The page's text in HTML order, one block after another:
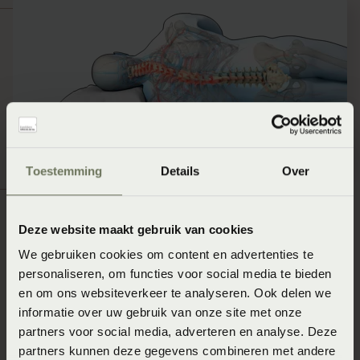
Toestemming Details Over
Deze website maakt gebruik van cookies
We gebruiken cookies om content en advertenties te
personaliseren, om functies voor social media te bieden
en om ons websiteverkeer te analyseren. Ook delen we
informatie over uw gebruik van onze site met onze
partners voor social media, adverteren en analyse. Deze
partners kunnen deze gegevens combineren met andere
Slapen op de buik
In de buikligging is het gebruikelijk dat de slaper zijn
handen onder het kussen schuift. Hierdoor komt de
schouder in een positie te liggen waarbij de bloedvaten
en zenuwen bekneld raken. Daarmee kan slaaphouding